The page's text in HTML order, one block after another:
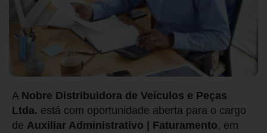
A Nobre Distribuidora de Veículos e Peças
Ltda. está com oportunidade aberta para o cargo
de Auxiliar Administrativo | Faturamento, em